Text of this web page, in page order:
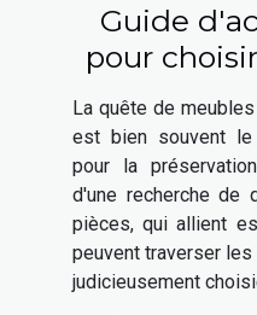
Guide
pour
en bois
La quête de
est bien souvent le
pour la
d'une recherche de
pièces, qui allient
peuvent traverser
judicieusement